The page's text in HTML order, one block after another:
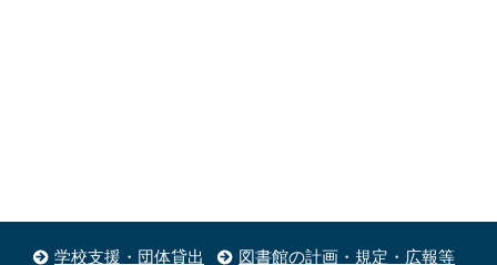
学校支援・団体貸出 図書館の計画・規定・広報等